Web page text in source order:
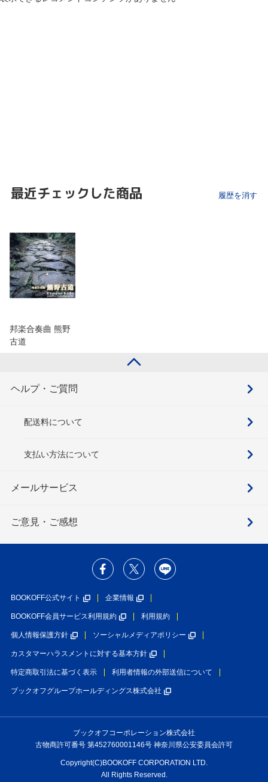
最近チェックした商品 履歴を消す
邦楽合奏曲 熊野
古道
ヘルプ・ご質問
配送料について
支払い方法について
メールサービス
ご意見・ご感想
BOOKOFF公式サイト 企業情報
BOOKOFF会員サービス利用規約 利用規約
個人情報保護方針 ソーシャルメディアポリシー
カスタマーハラスメントに対する基本方針
特定商取引法に基づく表示 利用者情報の外部送信について
ブックオフグループホールディングス株式会社
ブックオフコーポレーション株式会社
古物商許可番号 第452760001146号 神奈川県公安委員会許可
Copyright(C)BOOKOFF CORPORATION LTD.
All Rights Reserved.